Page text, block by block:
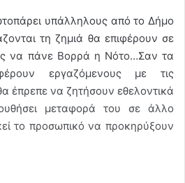
υπάλληλους από το Δήμο
τη ζημιά θα επιφέρουν σε
να πάνε Βορρά η Νότο…Σαν τα
εργαζόμενους με τις
έπρεπε να ζητήσουν εθελοντικά
μεταφορά του σε άλλο
το προσωπικό να προκηρύξουν